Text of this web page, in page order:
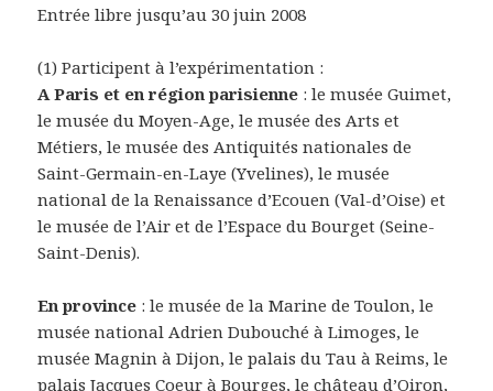
Entrée libre jusqu’au 30 juin 2008
(1) Participent à l’expérimentation :
A Paris et en région parisienne : le musée Guimet,
le musée du Moyen-Age, le musée des Arts et
Métiers, le musée des Antiquités nationales de
Saint-Germain-en-Laye (Yvelines), le musée
national de la Renaissance d’Ecouen (Val-d’Oise) et
le musée de l’Air et de l’Espace du Bourget (Seine-
Saint-Denis).
En province : le musée de la Marine de Toulon, le
musée national Adrien Dubouché à Limoges, le
musée Magnin à Dijon, le palais du Tau à Reims, le
palais Jacques Coeur à Bourges, le château d’Oiron,